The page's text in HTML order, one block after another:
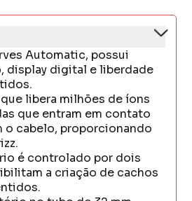
Automatic, possui
display digital e liberdade
libera milhões de íons
que entram em contato
o cabelo, proporcionando
é controlado por dois
a criação de cachos